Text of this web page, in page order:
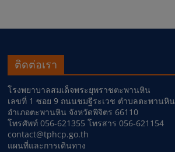
ติดต่อเรา
โรงพยาบาลสมเด็จพระยุพราชตะพานหิน
เลขที่ 1 ซอย 9 ถนนชมฐีระเวช ตำบลตะพานหิน
อำเภอตะพานหิน จังหวัดพิจิตร 66110
โทรศัพท์ 056-621355 โทรสาร 056-621154
contact@tphcp.go.th
แผนที่และการเดินทาง